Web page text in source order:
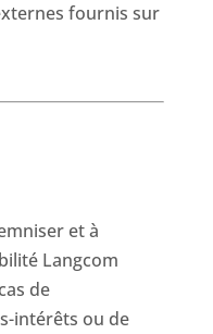
fournis sur
et à
Langcom
de
intérêts ou de